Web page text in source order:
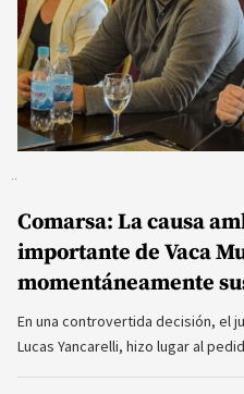
Comarsa: La causa
importante de Vaca
momentáneamente
En una controvertida decisión, el
Lucas Yancarelli, hizo lugar al